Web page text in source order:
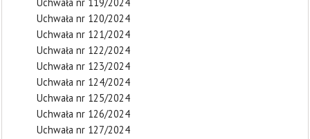
Uchwała nr 120/2024
Uchwała nr 121/2024
Uchwała nr 122/2024
Uchwała nr 123/2024
Uchwała nr 124/2024
Uchwała nr 125/2024
Uchwała nr 126/2024
Uchwała nr 127/2024